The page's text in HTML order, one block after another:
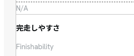
N/A
完走しやすさ
Finishability